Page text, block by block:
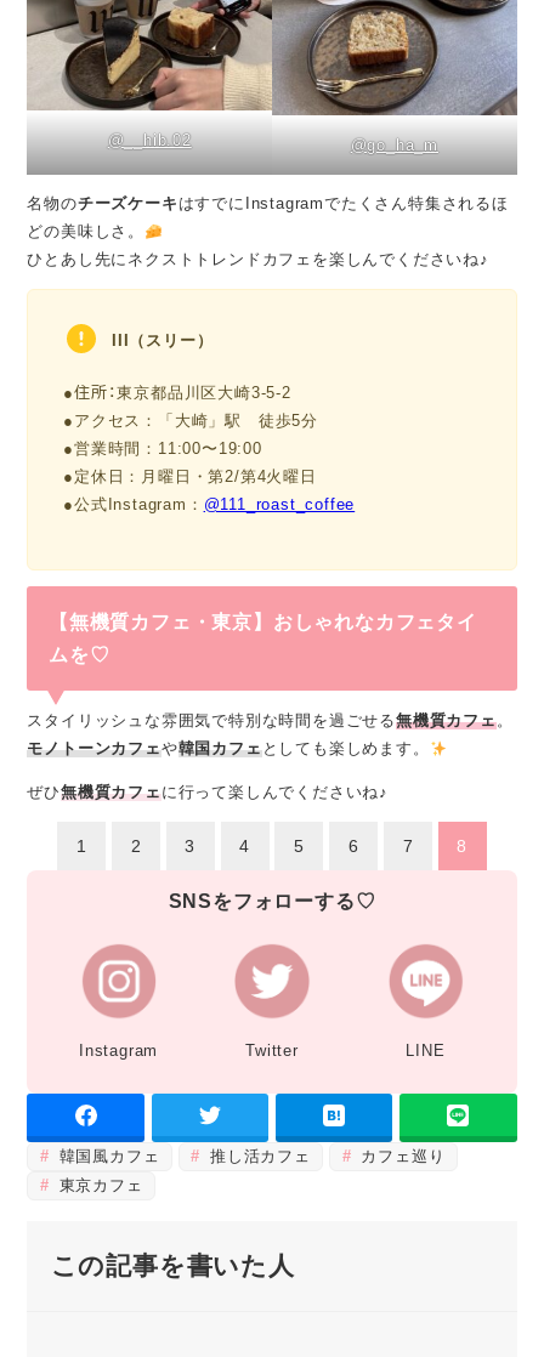
@__hib.02 @go_ha_m
名物のチーズケーキ はすでにInstagramでたくさん特集されるほ
どの美味しさ。
ひとあし先にネクストトレンドカフェを楽しんでくださいね♪
III（スリー）
●住所：東京都品川区大崎3-5-2
●アクセス：「大崎」駅 徒歩5分
●営業時間：11:00〜19:00
●定休日：月曜日・第2/第4火曜日
●公式Instagram： @111_roast_coffee
【無機質カフェ・東京】おしゃれなカフェタイ
ムを♡
スタイリッシュな雰囲気で特別な時間を過ごせる無機質カフェ。
モノトーンカフェや韓国カフェとしても楽しめます。
ぜひ無機質カフェに行って楽しんでくださいね♪
1 2 3 4 5 6 7 8
SNSをフォローする♡
Instagram Twitter LINE
韓国風カフェ 推し活カフェ
カフェ巡り
東京カフェ
この記事を書いた人